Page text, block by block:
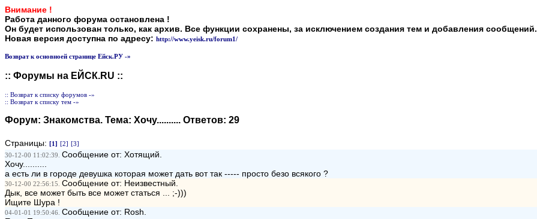
Внимание !
Работа данного форума остановлена !
Он будет использован только, как архив. Все функции сохранены, за исключением создания тем и добавления сообщений.
Новая версия доступна по адресу: http://www.yeisk.ru/forum1/
Возврат к основноей странице Ейск.РУ -»
:: Форумы на ЕЙСК.RU ::
:: Возврат к списку форумов -»
:: Возврат к списку тем -»
Форум: Знакомства. Тема: Хочу.......... Ответов: 29
Страницы: [1] [2] [3]
30-12-00 11:02:39. Сообщение от: Хотящий.
Хочу..........
а есть ли в городе девушка которая может дать вот так ----- просто безо всякого ?
30-12-00 22:56:15. Сообщение от: Неизвестный.
Дык, все может быть все может статься ... ;-)))
Ищите Шура !
04-01-01 19:50:46. Сообщение от: Rosh.